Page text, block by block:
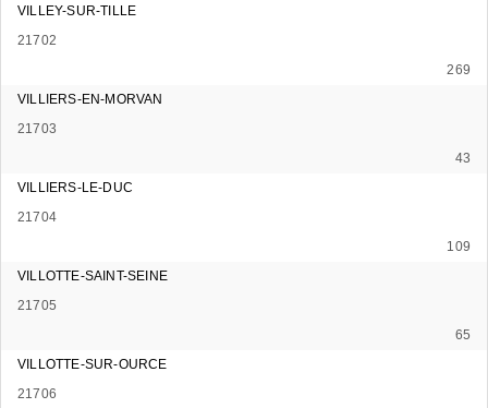
VILLEY-SUR-TILLE
21702
269
VILLIERS-EN-MORVAN
21703
43
VILLIERS-LE-DUC
21704
109
VILLOTTE-SAINT-SEINE
21705
65
VILLOTTE-SUR-OURCE
21706